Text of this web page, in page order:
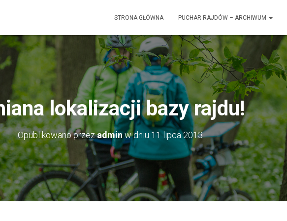
STRONA GŁÓWNA PUCHAR RAJDÓW – ARCHIWUM
lokalizacji bazy rajdu!
Opublikowano przezadminw dniu 11 lipca 2013